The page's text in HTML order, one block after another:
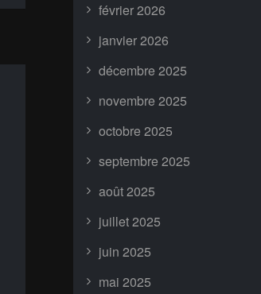
février 2026
janvier 2026
décembre 2025
novembre 2025
octobre 2025
septembre 2025
août 2025
juillet 2025
juin 2025
mai 2025